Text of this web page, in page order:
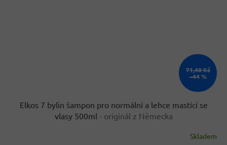
71,40 Kč
–44 %
Elkos 7 bylin šampon pro normální a lehce mastící se
vlasy 500ml - originál z Německa
Skladem